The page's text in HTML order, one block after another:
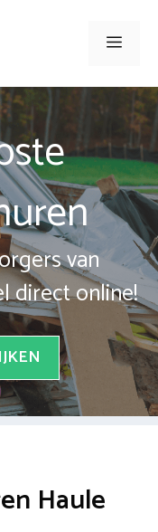
Menu
van
direct online!
Haule